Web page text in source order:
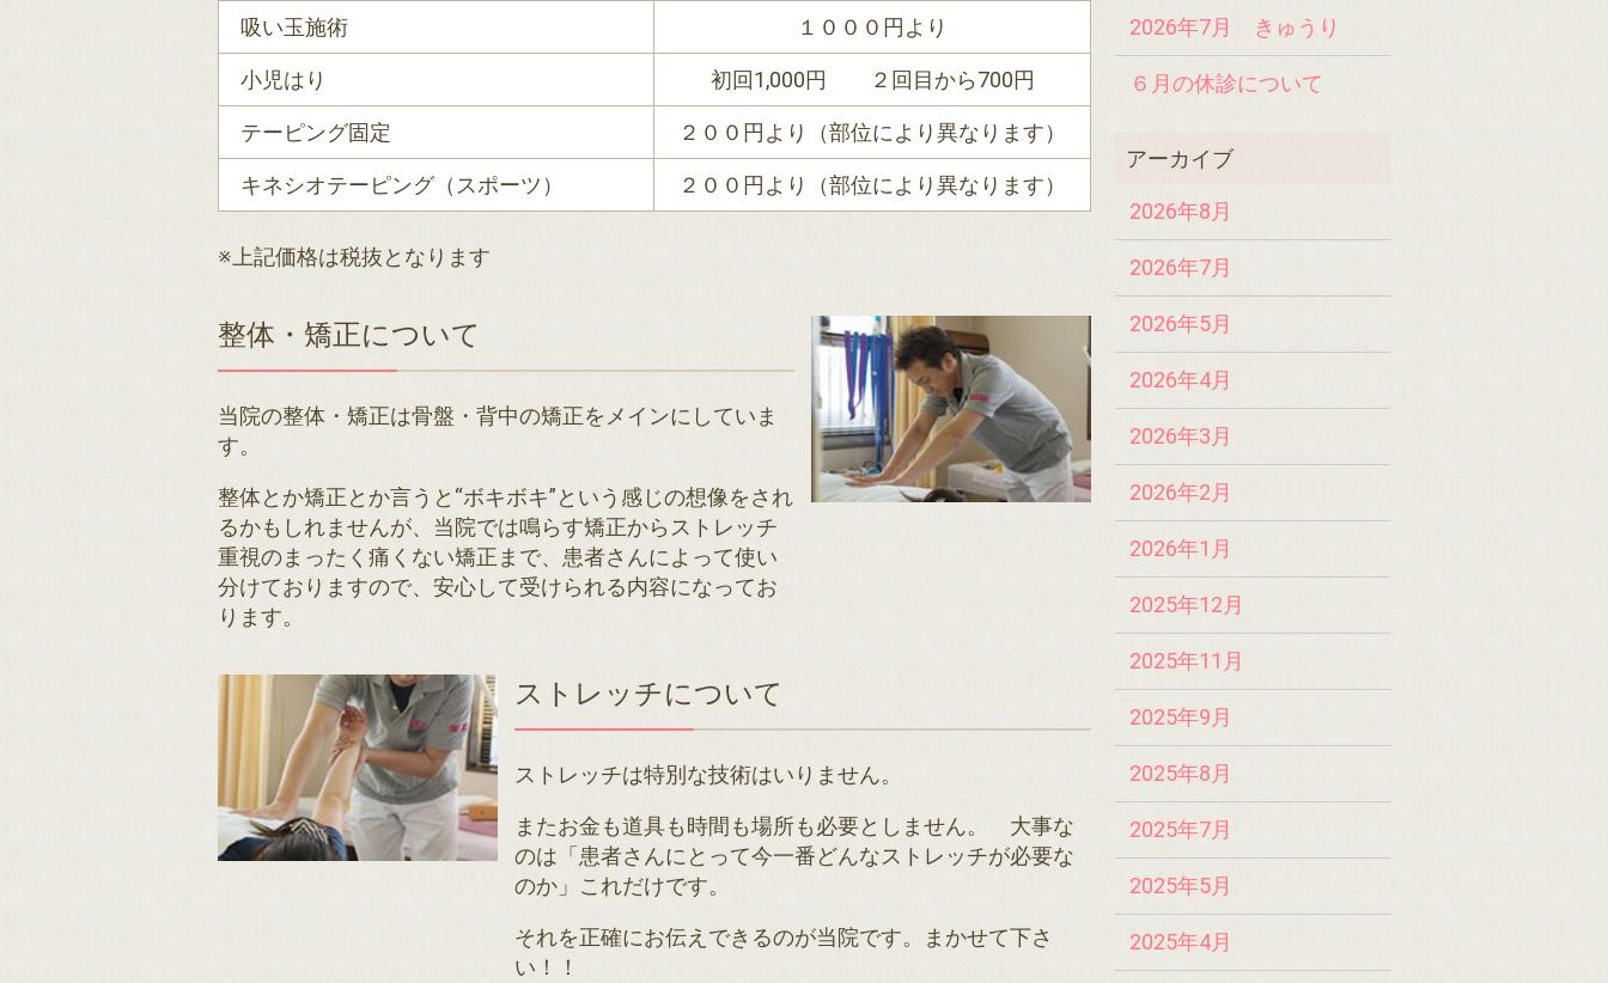
吸い玉施術 １０００円より
小児はり 初回1,000円 ２回目から700円
テーピング固定 ２００円より（部位により異なります）
キネシオテーピング（スポーツ） ２００円より（部位により異なります）
※上記価格は税抜となります
整体・矯正について
当院の整体・矯正は骨盤・背中の矯正をメインにしていま
す。
整体とか矯正とか言うと“ボキボキ”という感じの想像をされ
るかもしれませんが、当院では鳴らす矯正からストレッチ
重視のまったく痛くない矯正まで、患者さんによって使い
分けておりますので、安心して受けられる内容になってお
ります。
ストレッチについて
ストレッチは特別な技術はいりません。
またお金も道具も時間も場所も必要としません。 大事な
のは「患者さんにとって今一番どんなストレッチが必要な
のか」これだけです。
それを正確にお伝えできるのが当院です。まかせて下さ
い！！
2026年7月 きゅうり
６月の休診について
2026年8月
2026年7月
2026年5月
2026年4月
2026年3月
2026年2月
2026年1月
2025年12月
2025年11月
2025年9月
2025年8月
2025年7月
2025年5月
2025年4月